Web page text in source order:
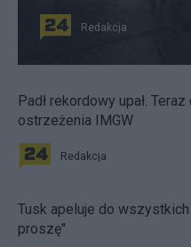
Redakcja
Padł rekordowy upał.
ostrzeżenia IMGW
Redakcja
Tusk apeluje do
proszę"